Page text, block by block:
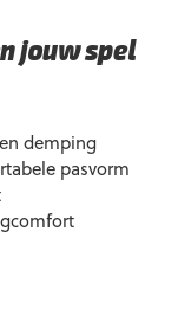
jouw spel
demping
pasvorm